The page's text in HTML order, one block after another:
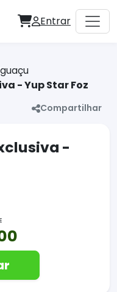
Entrar
- Yup Star Foz
Compartilhar
-